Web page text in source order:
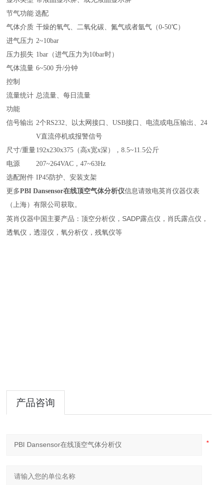
节气功能 选配
气体介质 干燥的氧气、二氧化碳、氮气或者氩气（0-50℃）
进气压力 2~10bar
压力损失 1bar（进气压力为10bar时）
气体流量
控制
6~500 升/分钟
流量统计
功能
总流量、每日流量
信号输出 2个RS232、以太网接口、USB接口、电流或电压输出、24
V直流停机或报警信号
尺寸/重量192x230x375（高x宽x深），8.5~11.5公斤
电源
207~264VAC，47~63Hz
选配附件 IP45防护、安装支架
更多PBI Dansensor在线顶空气体分析仪信息请致电英肖仪器仪表
（上海）有限公司获取。
英肖仪器中国主要产品：顶空分析仪，SADP露点仪，肖氏露点仪，
透氧仪，透湿仪，氧分析仪，残氧仪等
产品咨询